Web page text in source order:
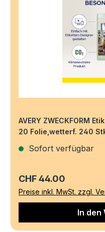
AVERY ZWECKFORM
20 Folie,wetterf. 240
Sofort verfügbar
Regulärer Preis:
CHF 44.00
Preise inkl. MwSt. zzgl.
In den